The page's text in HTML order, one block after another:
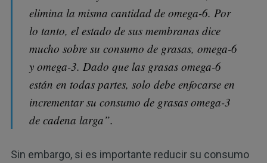
elimina la misma cantidad de omega-6. Por
lo tanto, el estado de sus membranas dice
mucho sobre su consumo de grasas, omega-6
y omega-3. Dado que las grasas omega-6
están en todas partes, solo debe enfocarse en
incrementar su consumo de grasas omega-3
de cadena larga”.
Sin embargo, si es importante reducir su consumo